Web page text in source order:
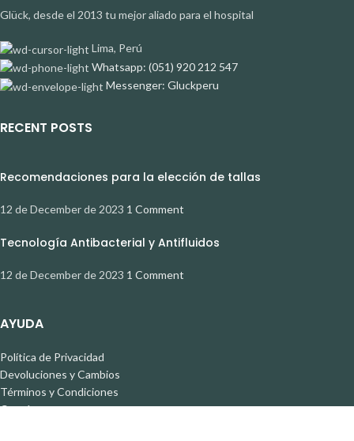
Glück, desde el 2013 tu mejor aliado para el hospital
Lima, Perú
Whatsapp: (051) 920 212 547
Messenger: Gluckperu
RECENT POSTS
Recomendaciones para la elección de tallas
12 de December de 2023 1 Comment
Tecnología Antibacterial y Antifluidos
12 de December de 2023 1 Comment
AYUDA
Política de Privacidad
Devoluciones y Cambios
Términos y Condiciones
Contáctanos